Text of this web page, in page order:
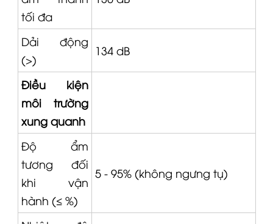
tối đa
Dải động
(>)
134 dB
Điều kiện
môi trường
xung quanh
Độ ẩm
tương đối
khi vận
hành (≤ %)
5 - 95% (không ngưng tụ)